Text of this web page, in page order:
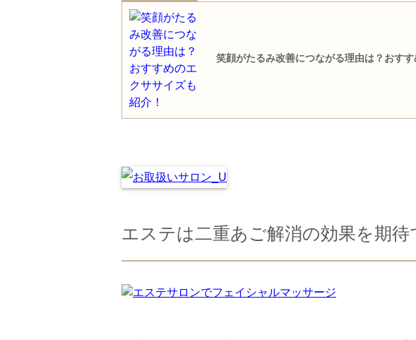
笑顔がたるみ改善につながる理由は？おす
エステは二重あご解消の効果を期待